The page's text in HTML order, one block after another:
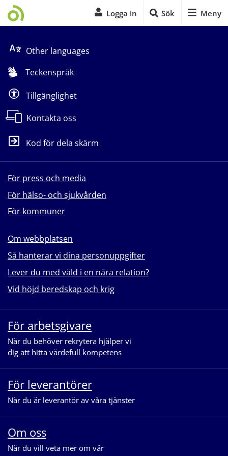
Logga in Sök Meny
Other languages
Teckenspråk
Tillgänglighet
Kontakta oss
Kod för dela skärm
För press och media
För hälso- och sjukvården
För kommuner
Om webbplatsen
Så hanterar vi dina personuppgifter
Lever du med våld i en nära relation?
Vid höjd beredskap och krig
För arbetsgivare
När du behöver rekrytera hjälper vi
dig att hitta värdefull kompetens
För leverantörer
När du är leverantör av våra tjänster
Om oss
När du vill veta mer om vår